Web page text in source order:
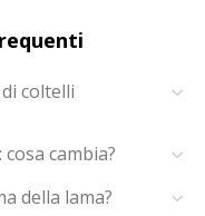
coltelli
cambia?
della lama?